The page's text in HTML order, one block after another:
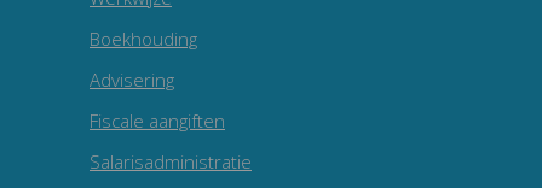
Boekhouding
Advisering
Fiscale aangiften
Salarisadministratie